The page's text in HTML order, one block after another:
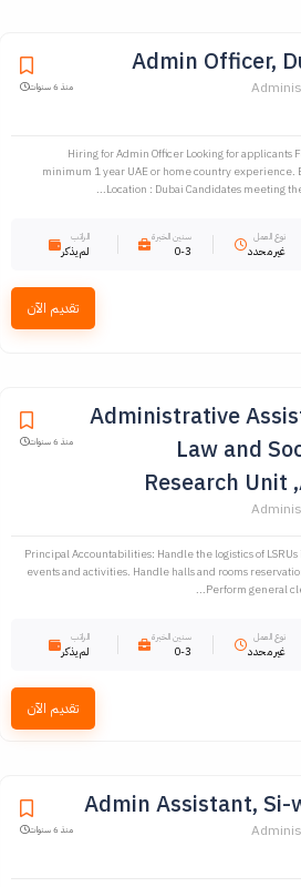
Admin Officer,
منذ 6 سنوات
Hiring for Admin Officer Looking for applicants
minimum 1 year UAE or home country experience.
Location : Dubai Candidates meeting
نوع العمل
غير محدد
سنين الخبرة
0-3
الراتب
لم يذكر
تقديم الآن
Administrative
Law and
Research Unit
منذ 6 سنوات
Principal Accountabilities: Handle the logistics of
events and activities. Handle halls and rooms
Perform general
نوع العمل
غير محدد
سنين الخبرة
0-3
الراتب
لم يذكر
تقديم الآن
Admin Assistant, Si-
منذ 6 سنوات